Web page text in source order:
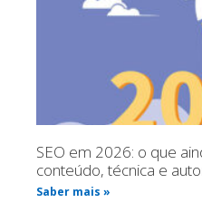
SEO em 2026: o que
conteúdo, técnica e
Saber mais »